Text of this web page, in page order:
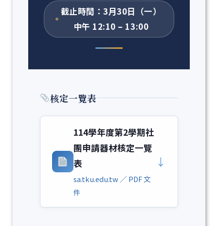
截止時間：3月30日（一）
中午 12:10 – 13:00
核定一覽表
114學年度第2學期社
團申請器材核定一覽
表
sa.tku.edu.tw ／ PDF 文
件
↓